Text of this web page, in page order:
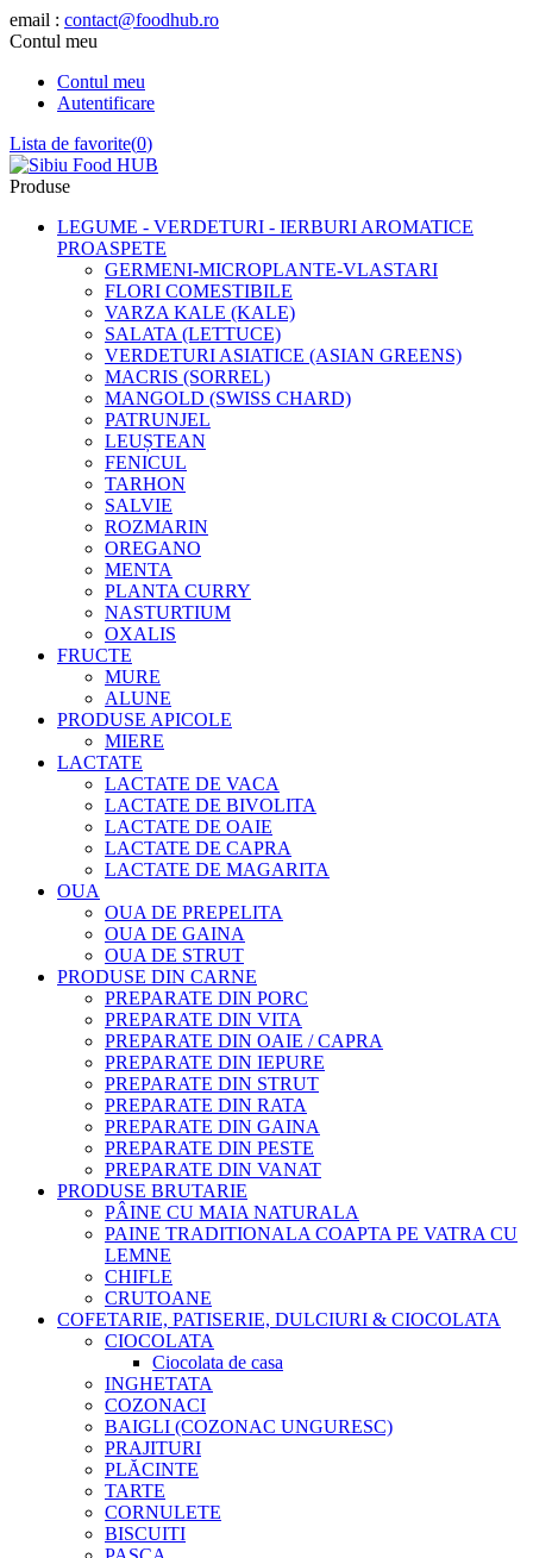
email : contact@foodhub.ro
Contul meu
Contul meu
Autentificare
Lista de favorite(0)
Produse
LEGUME - VERDETURI - IERBURI AROMATICE
PROASPETE
GERMENI-MICROPLANTE-VLASTARI
FLORI COMESTIBILE
VARZA KALE (KALE)
SALATA (LETTUCE)
VERDETURI ASIATICE (ASIAN GREENS)
MACRIS (SORREL)
MANGOLD (SWISS CHARD)
PATRUNJEL
LEUȘTEAN
FENICUL
TARHON
SALVIE
ROZMARIN
OREGANO
MENTA
PLANTA CURRY
NASTURTIUM
OXALIS
FRUCTE
MURE
ALUNE
PRODUSE APICOLE
MIERE
LACTATE
LACTATE DE VACA
LACTATE DE BIVOLITA
LACTATE DE OAIE
LACTATE DE CAPRA
LACTATE DE MAGARITA
OUA
OUA DE PREPELITA
OUA DE GAINA
OUA DE STRUT
PRODUSE DIN CARNE
PREPARATE DIN PORC
PREPARATE DIN VITA
PREPARATE DIN OAIE / CAPRA
PREPARATE DIN IEPURE
PREPARATE DIN STRUT
PREPARATE DIN RATA
PREPARATE DIN GAINA
PREPARATE DIN PESTE
PREPARATE DIN VANAT
PRODUSE BRUTARIE
PÂINE CU MAIA NATURALA
PAINE TRADITIONALA COAPTA PE VATRA CU
LEMNE
CHIFLE
CRUTOANE
COFETARIE, PATISERIE, DULCIURI & CIOCOLATA
CIOCOLATA
Ciocolata de casa
INGHETATA
COZONACI
BAIGLI (COZONAC UNGURESC)
PRAJITURI
PLĂCINTE
TARTE
CORNULETE
BISCUITI